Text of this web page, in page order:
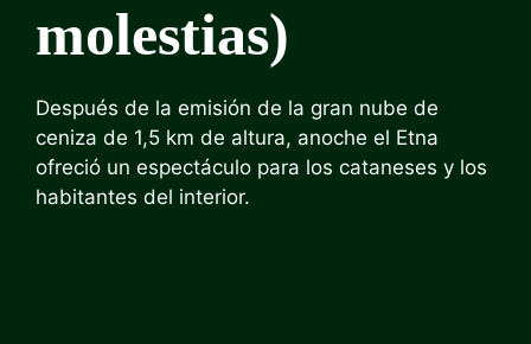
molestias)
Después de la emisión de la gran nube de
ceniza de 1,5 km de altura, anoche el Etna
ofreció un espectáculo para los cataneses y los
habitantes del interior.